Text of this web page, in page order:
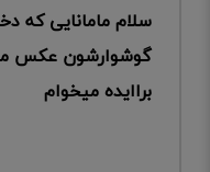
سلام مامانایی که
گوشوارشون عکس
براایده میخوام